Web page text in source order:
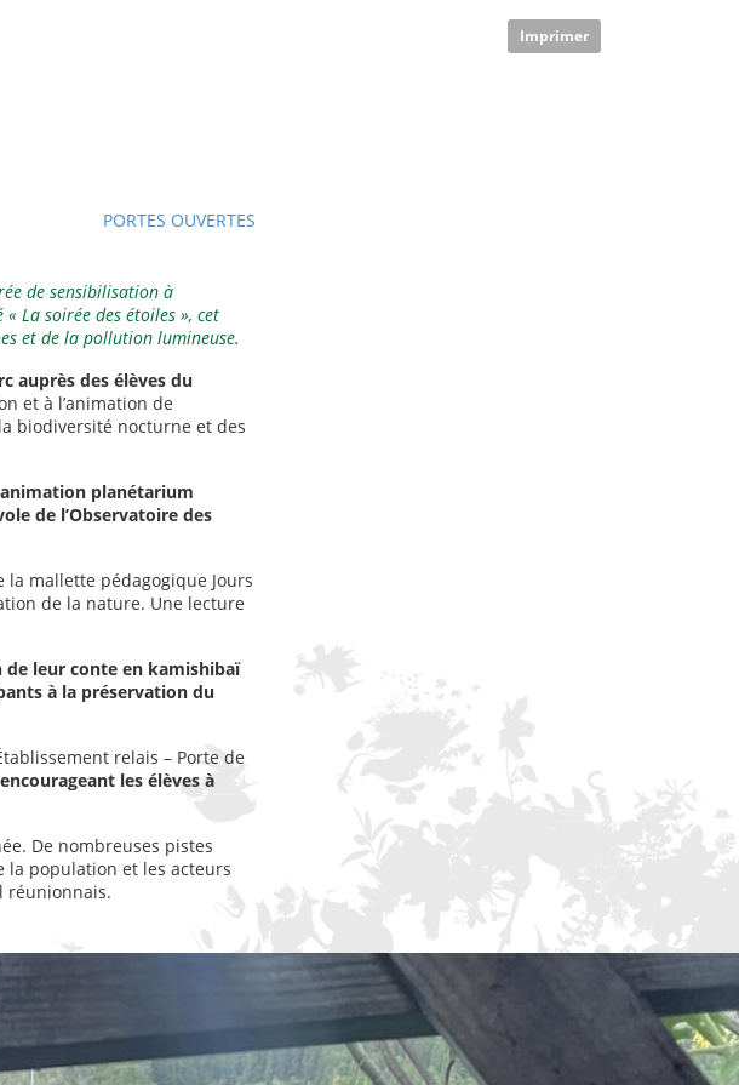
Imprimer
PORTES OUVERTES
de sensibilisation à
La soirée des étoiles », cet
et de la pollution lumineuse.
auprès des élèves du
et à l’animation de
biodiversité nocturne et des
planétarium
de l’Observatoire des
mallette pédagogique Jours
de la nature. Une lecture
leur conte en kamishibaï
à la préservation du
relais – Porte de
les élèves à
De nombreuses pistes
la population et les acteurs
réunionnais.